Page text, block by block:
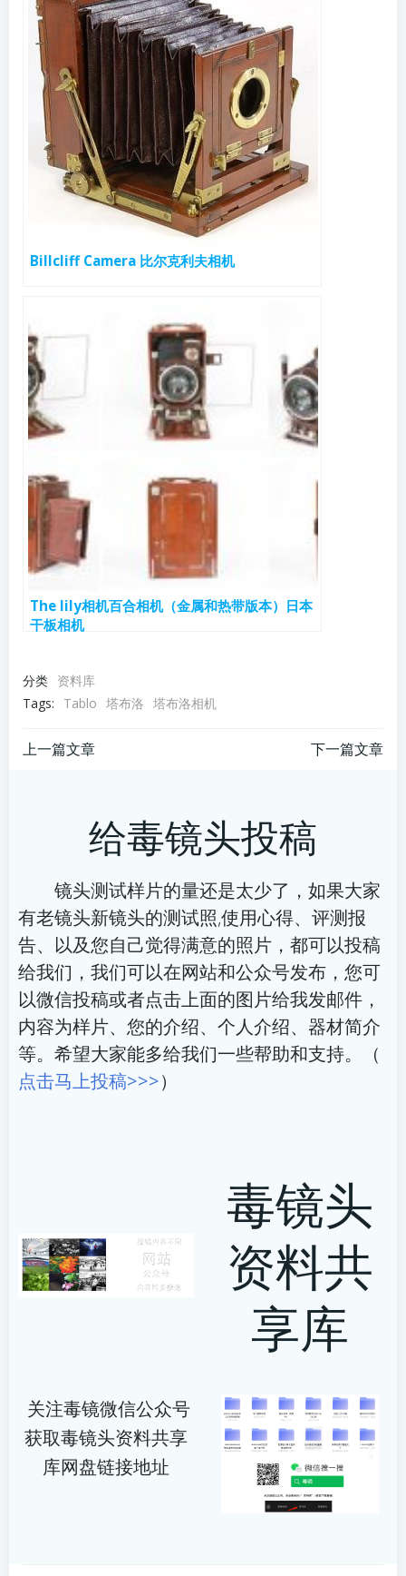
Billcliff Camera 比尔克利夫相机
The lily相机百合相机（金属和热带版本）日本
干板相机
分类 资料库
Tags:
Tablo 塔布洛 塔布洛相机
文
航
上一篇文章
导
航
下一篇文章
给毒镜头投稿
镜头测试样片的量还是太少了，如果大家
有老镜头新镜头的测试照,使用心得、评测报
告、以及您自己觉得满意的照片，都可以投稿
给我们，我们可以在网站和公众号发布，您可
以微信投稿或者点击上面的图片给我发邮件，
内容为样片、您的介绍、个人介绍、器材简介
等。希望大家能多给我们一些帮助和支持。（
点击马上投稿>>>）
毒镜头
资料共
享库
关注毒镜微信公众号
获取毒镜头资料共享
库网盘链接地址